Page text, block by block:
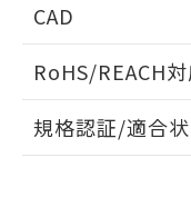
CAD
ドすることがで
RoHS/REACH
EU RoHS 注意事
規格認証/適合